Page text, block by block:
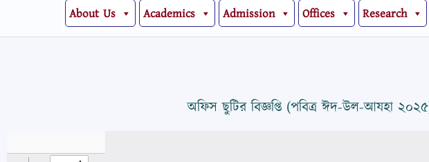
About Us Academics Admission Offices Research
অফিস ছুটির বিজ্ঞপ্তি (পবিত্র ঈদ-উল-আযহা